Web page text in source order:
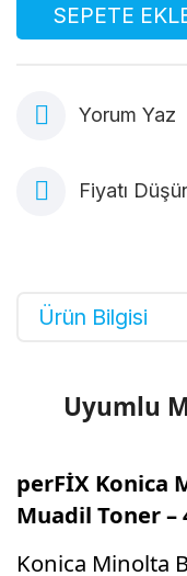
SEPETE
Yorum Yaz
Fiyatı
Ürün Bilgisi
Uyumlu
perFİX Konica
Muadil Toner –
Konica Minolta